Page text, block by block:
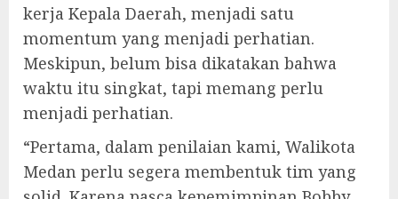
kerja Kepala Daerah, menjadi satu
momentum yang menjadi perhatian.
Meskipun, belum bisa dikatakan bahwa
waktu itu singkat, tapi memang perlu
menjadi perhatian.
“Pertama, dalam penilaian kami, Walikota
Medan perlu segera membentuk tim yang